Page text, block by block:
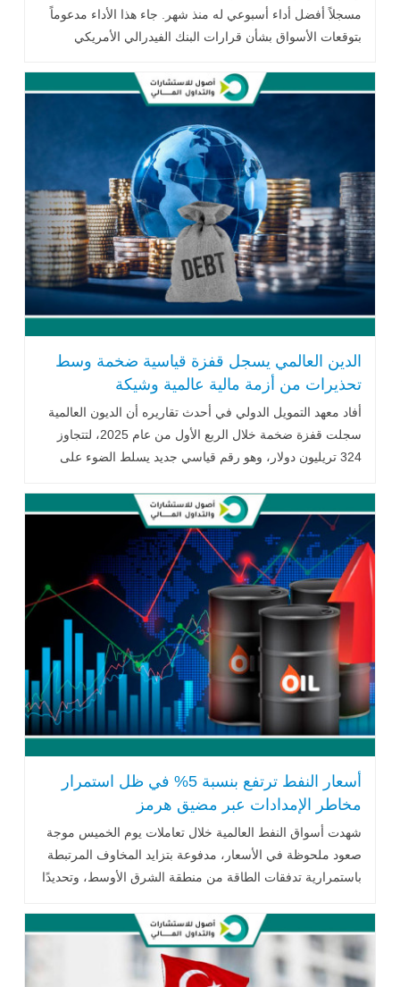
مسجلاً أفضل أداء أسبوعي له منذ شهر. جاء هذا الأداء مدعوماً
بتوقعات الأسواق بشأن قرارات البنك الفيدرالي الأمريكي
الدين العالمي يسجل قفزة قياسية ضخمة وسط
تحذيرات من أزمة مالية عالمية وشيكة
أفاد معهد التمويل الدولي في أحدث تقاريره أن الديون العالمية
سجلت قفزة ضخمة خلال الربع الأول من عام 2025،
لتتجاوز
324 تريليون دولار، وهو رقم قياسي جديد يسلط الضوء على
أسعار النفط ترتفع بنسبة 5% في ظل استمرار
مخاطر الإمدادات عبر مضيق هرمز
شهدت أسواق النفط العالمية خلال تعاملات يوم الخميس موجة
صعود ملحوظة في الأسعار، مدفوعة بتزايد المخاوف المرتبطة
باستمرارية تدفقات الطاقة من منطقة الشرق الأوسط، وتحديدًا